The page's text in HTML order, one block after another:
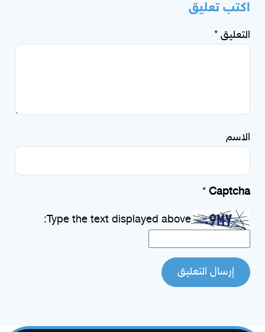
اكتب تعليق
التعليق *
الاسم
Captcha
*
Type the text displayed above: